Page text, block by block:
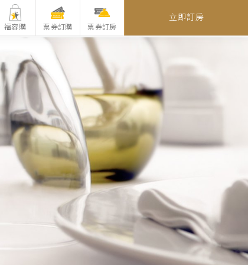
福容購 票券訂購 票券訂房
立即訂房